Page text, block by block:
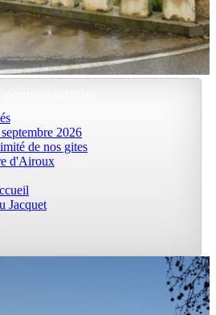
2026
de nos gites
d'Airoux
Jacquet